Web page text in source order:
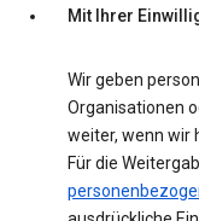
Mit Ihrer
Wir geben
Organisationen
weiter, wenn wir
Für die